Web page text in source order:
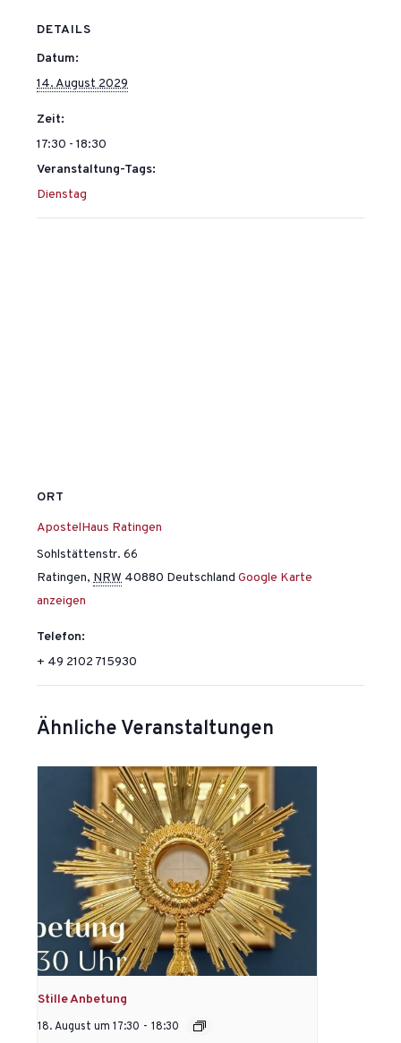
DETAILS
Datum:
14. August 2029
Zeit:
17:30 - 18:30
Veranstaltung-Tags:
Dienstag
ORT
ApostelHaus Ratingen
Sohlstättenstr. 66
Ratingen, NRW 40880 Deutschland Google Karte
anzeigen
Telefon:
+ 49 2102 715930
Ähnliche Veranstaltungen
Stille Anbetung
18. August um 17:30 - 18:30